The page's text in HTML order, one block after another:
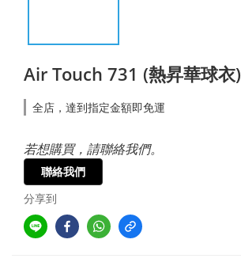
Air Touch 731 (熱昇華球衣)
全店，達到指定金額即免運
若想購買，請聯絡我們。
聯絡我們
分享到